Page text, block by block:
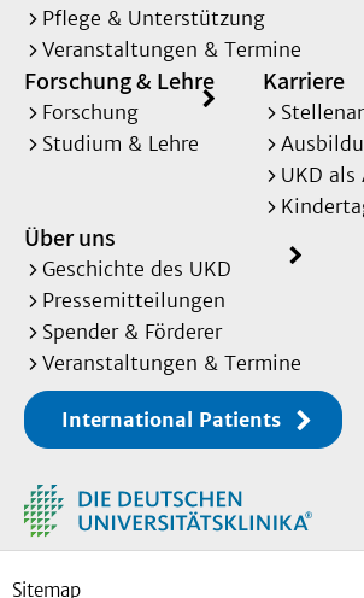
Pflege & Unterstützung
Veranstaltungen & Termine
Forschung & Lehre
Forschung
Studium & Lehre
Karriere
UKD
Über uns
Geschichte des UKD
Pressemitteilungen
Spender & Förderer
Veranstaltungen & Termine
International Patients
Sitemap